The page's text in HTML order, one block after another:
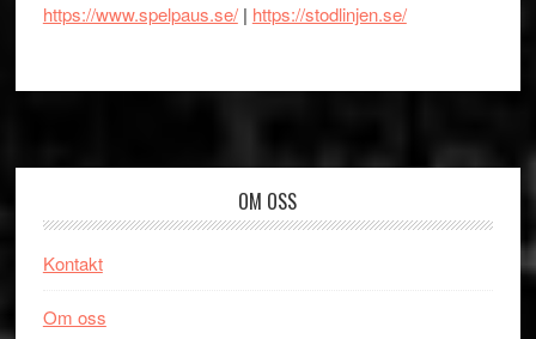
https://www.spelpaus.se/| https://stodlinjen.se/
OM OSS
Kontakt
Om oss